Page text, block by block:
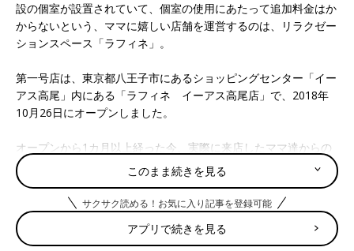
設の個室が設置されていて、個室の使用にあたって追加料金はか
からないという、ママに嬉しい店舗を運営するのは、リラクゼー
ションスペース「ラフィネ」。
第一号店は、東京都八王子市にあるショッピングセンター「イー
アス高尾」内にある「ラフィネ イーアス高尾店」で、2018年
10月26日にオープンしました。
オープンから1カ月以上経った今、実際に来店したママ達からの
声や、今後拡大していくのか、またキッズスペースの詳細につい
てを担当者に話を伺いました。
ーーキッズスペース併設のきっかけを教えてくださ
い。
このまま続きを見る
サクサク読める！お気に入り記事を登録可能
アプリで続きを見る